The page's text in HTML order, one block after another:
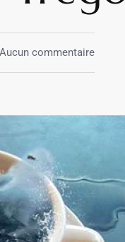
Aucun commentaire